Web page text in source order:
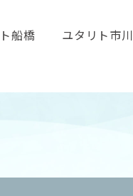
船橋 ユタリト市川